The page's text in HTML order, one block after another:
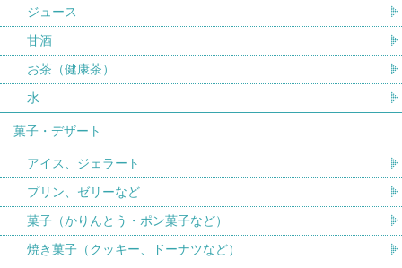
ジュース
甘酒
お茶（健康茶）
水
菓子・デザート
アイス、ジェラート
プリン、ゼリーなど
菓子（かりんとう・ポン菓子など）
焼き菓子（クッキー、ドーナツなど）